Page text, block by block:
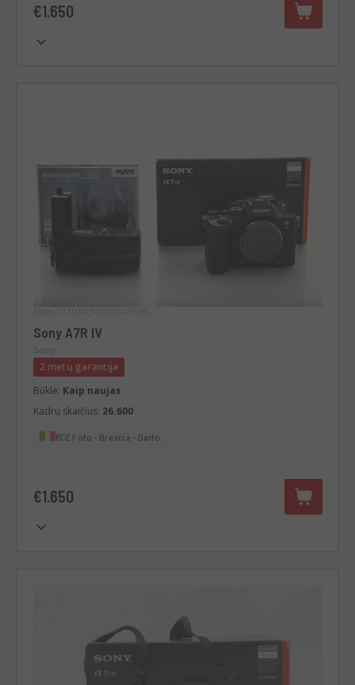
€1.650
Sony A7R IV
2 metų garantija
Būklė: Kaip naujas
Kadrų skaičius: 26.600
RCE Foto - Brescia - Darfo
€1.650